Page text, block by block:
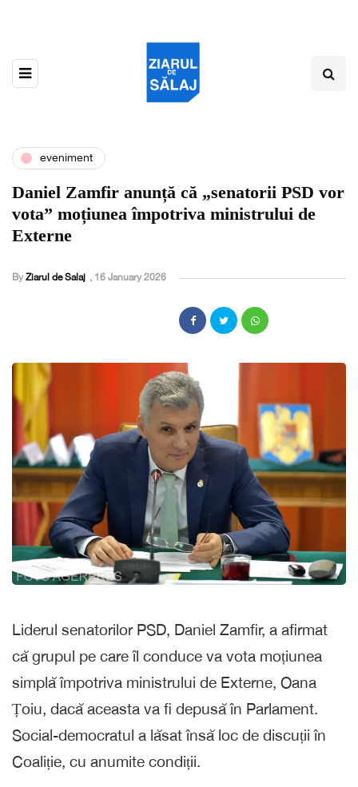
eveniment
Daniel Zamfir anunță că „senatorii PSD vor
vota” moțiunea împotriva ministrului de
Externe
By Ziarul de Salaj , 16 January 2026
Liderul senatorilor PSD, Daniel Zamfir, a afirmat
că grupul pe care îl conduce va vota moțiunea
simplă împotriva ministrului de Externe, Oana
Țoiu, dacă aceasta va fi depusă în Parlament.
Social-democratul a lăsat însă loc de discuții în
Coaliție, cu anumite condiții.